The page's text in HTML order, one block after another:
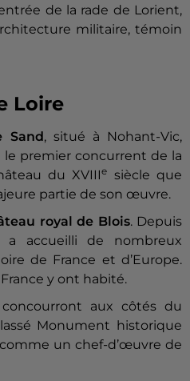
de la rade de Lorient,
militaire, témoin
Loire
Sand , situé à Nohant-Vic,
le premier concurrent de la
du XVIIIe siècle que
partie de son œuvre.
royal de Blois. Depuis
a accueilli de nombreux
de France et d’Europe.
y ont habité.
aux côtés du
Monument historique
un chef-d’œuvre de